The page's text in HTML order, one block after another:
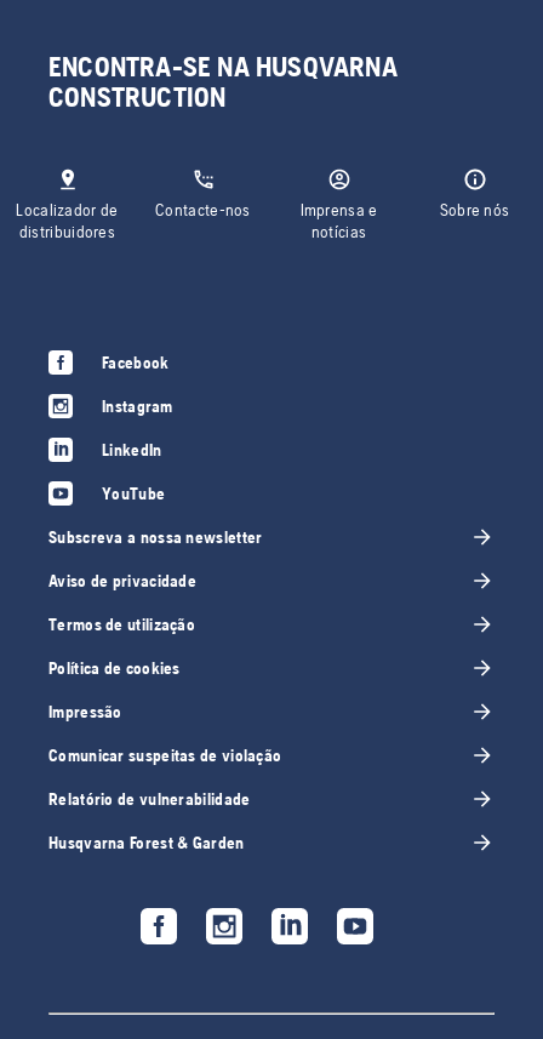
ENCONTRA-SE NA HUSQVARNA
CONSTRUCTION
Localizador de
distribuidores
Contacte-nos
Imprensa e
notícias
Sobre nós
Facebook
Instagram
LinkedIn
YouTube
Subscreva a nossa newsletter
Aviso de privacidade
Termos de utilização
Política de cookies
Impressão
Comunicar suspeitas de violação
Relatório de vulnerabilidade
Husqvarna Forest & Garden